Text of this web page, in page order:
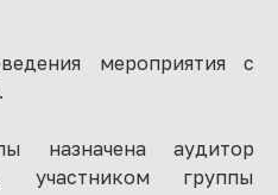
мероприятия с
назначена аудитор
участником группы